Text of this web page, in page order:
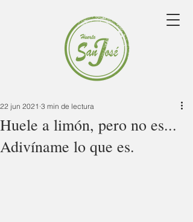
Huele a limón, pero no es...
Adivíname lo que es.
22 jun 2021 3 min de lectura